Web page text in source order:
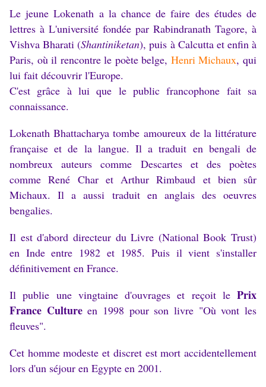
Le jeune Lokenath a la chance de faire des études de
lettres à L'université fondée par Rabindranath Tagore, à
Vishva Bharati(Shantiniketan), puis à Calcutta et enfin à
Paris, où il rencontre le poète belge, Henri Michaux, qui
lui fait découvrir l'Europe.
C'est grâce à lui que le public francophone fait sa
connaissance.
LokenathBhattacharya tombe amoureux de la littérature
française et de la langue. Il a traduit en bengali de
nombreux auteurs comme Descartes et des poètes
comme René Char et Arthur Rimbaud et bien sûr
Michaux. Il a aussi traduit en anglais des oeuvres
bengalies.
Il est d'abord directeur du Livre (National Book Trust)
en Inde entre 1982 et 1985. Puis il vient s'installer
définitivement en France.
Il publie une vingtaine d'ouvrages et reçoit le Prix
France Cultureen 1998 pour son livre "Où vont les
fleuves".
Cet homme modeste et discret est mort accidentellement
lors d'un séjour en Egypte en 2001.